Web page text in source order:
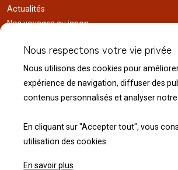
Actualités
Nos voyages au japon
Liens utiles
Service client
Nous contacter
Modalité de retour
Nous respectons votre vie privée
Nous utilisons des cookies pour
expérience de navigation, diffuser des
contenus personnalisés et analyser
En cliquant sur "Accepter tout", vous
utilisation des cookies.
En savoir plus